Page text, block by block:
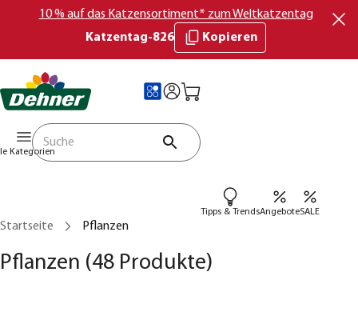
10 % auf das Katzensortiment* zum Weltkatzentag
Katzentag-826
Kopieren
Kategorien
Tipps & TrendsAngeboteSALE
Startseite Pflanzen
Pflanzen (48 Produkte)